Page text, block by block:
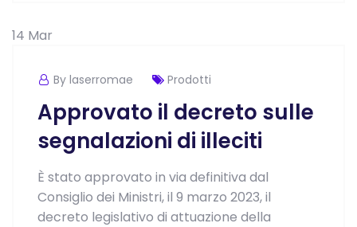
14 Mar
By laserromae Prodotti
Approvato il decreto sulle
segnalazioni di illeciti
È stato approvato in via definitiva dal
Consiglio dei Ministri, il 9 marzo 2023, il
decreto legislativo di attuazione della